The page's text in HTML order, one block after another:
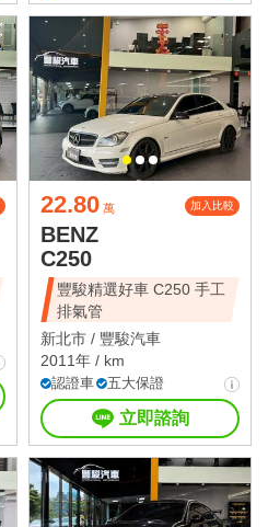
22.80 萬 加入比較
BENZ
C250
豐駿精選好車 C250 手工
排氣管
新北市 / 豐駿汽車
2011年 / km
認證車 五大保證
立即諮詢